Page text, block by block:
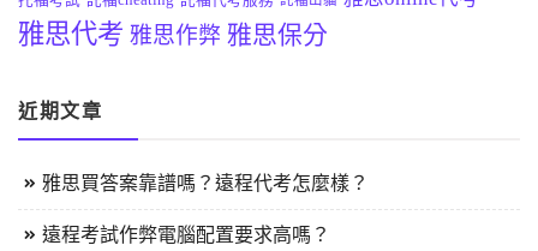
雅思代考 雅思作弊 雅思保分
近期文章
雅思買答案靠譜嗎？遠程代考怎麼樣？
遠程考試作弊電腦配置要求高嗎？